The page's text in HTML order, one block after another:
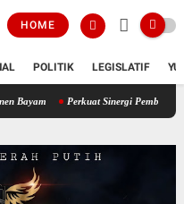
HOME
POLITIK LEGISLATIF
Perkuat Sinergi Pembinaan Umat,